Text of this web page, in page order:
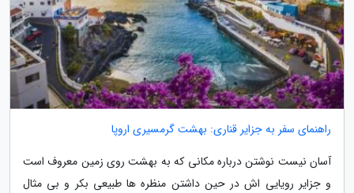
راهنمای سفر به جزایر قناری: بهشت گرمسیری اروپا
آسان نیست نوشتن درباره مکانی که به بهشت روی زمین معروف است
و جزایر رویایی اش در حین داشتن منظره ها طبیعی بکر و بی مثال